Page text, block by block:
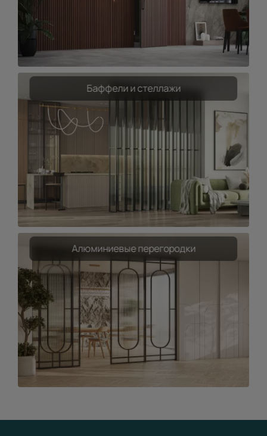
Баффели и стеллажи
Алюминиевые перегородки